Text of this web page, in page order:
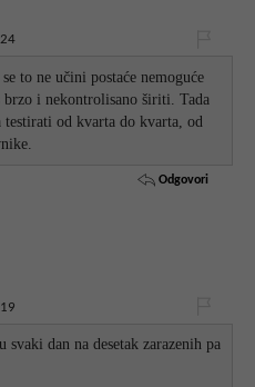
to ne učini postaće nemoguće
i nekontrolisano širiti. Tada
od kvarta do kvarta, od
Odgovori
dan na desetak zarazenih pa